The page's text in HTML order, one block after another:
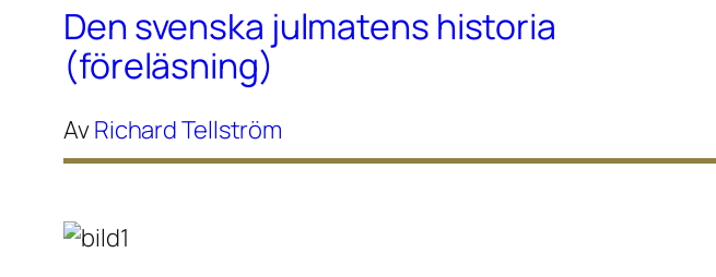
Den svenska julmatens historia
(föreläsning)
AvRichard Tellström